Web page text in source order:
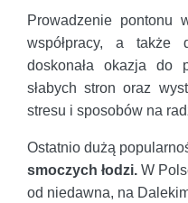
Prowadzenie pontonu
współpracy, a także
doskonała okazja do
słabych stron oraz
stresu i sposobów na
Ostatnio dużą
smoczych łodzi. W
od niedawna, na